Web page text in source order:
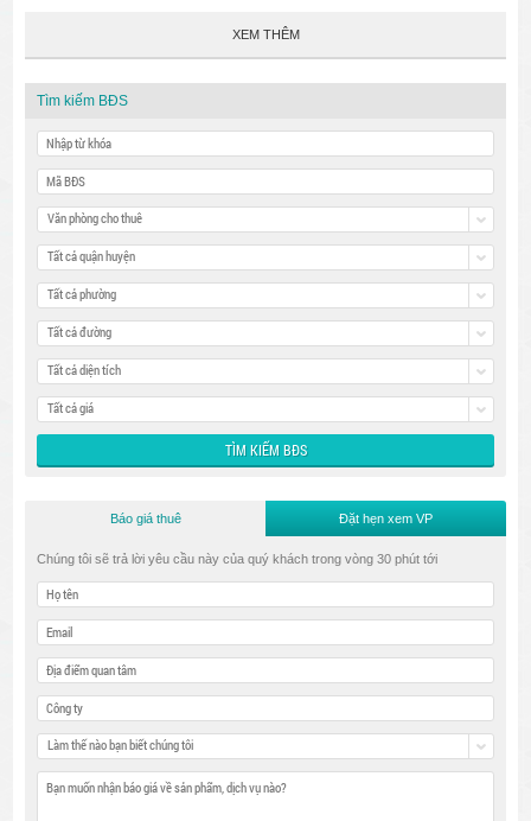
XEM THÊM
Tìm kiếm BĐS
Văn phòng cho thuê
Tất cả quận huyện
Tất cả phường
Tất cả đường
Tất cả diện tích
Tất cả giá
Báo giá thuê Đặt hẹn xem VP
Chúng tôi sẽ trả lời yêu cầu này của quý khách trong vòng 30 phút tới
Làm thế nào bạn biết chúng tôi